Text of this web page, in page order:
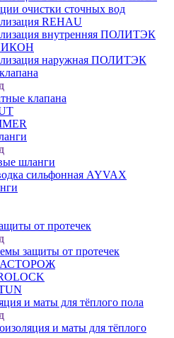
очистки сточных вод
REHAU
внутренняя ПОЛИТЭК
наружная ПОЛИТЭК
клапана
шланги
сильфонная AYVAX
от протечек
защиты от протечек
и маты для тёплого пола
и маты для тёплого